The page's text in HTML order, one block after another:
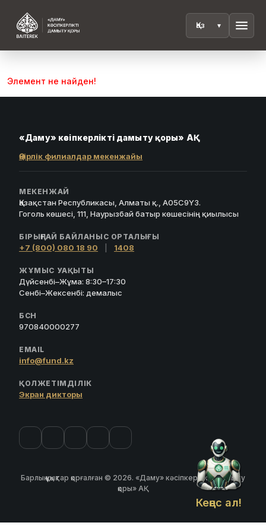
menu
Кеңес ал!
Элемент не найден!
«Даму» кәсіпкерлікті дамыту қоры» АҚ
Өңірлік филиалдар мекенжайы
МЕКЕНЖАЙ
Қазақстан Республикасы, Алматы қ., A05C9Y3.
Гоголь көшесі, 111, Наурызбай батыр көшесінің қиылысы
БІРЫҢҒАЙ БАЙЛАНЫС ОРТАЛЫҒЫ
+7 (800) 080 18 90 1408
ЖҰМЫС УАҚЫТЫ
Дүйсенбі–Жұма: 8:30–17:30
Сенбі–Жексенбі: демалыс
БСН
970840000277
EMAIL
info@fund.kz
ҚОЛЖЕТІМДІЛІК
Экран дикторы
Барлық құқықтар қорғалған © 2026. «Даму» кәсіпкерлікті дамыту
қоры» АҚ